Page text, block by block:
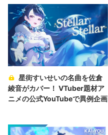
星街すいせいの名曲を佐倉
綾音がカバー！ VTuber題材ア
ニメの公式YouTubeで異例企画